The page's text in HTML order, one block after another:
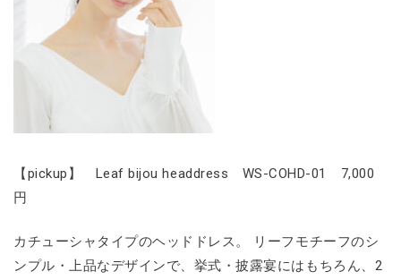
【pickup】 Leaf bijou headdress WS-COHD-01 7,000
円
カチューシャタイプのヘッドドレス。 リーフモチーフのシ
ンプル・上品なデザインで、挙式・披露宴にはもちろん、2